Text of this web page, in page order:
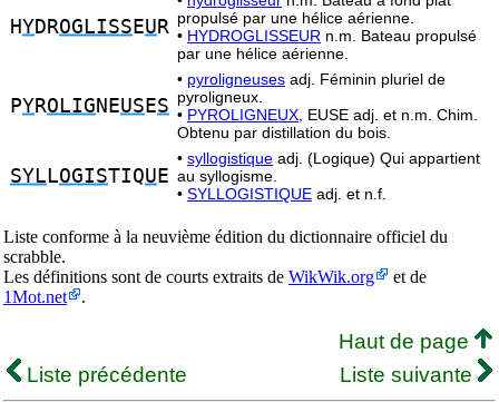
HYDROGLISS EU R propulsé par une hélice aérienne.
• HYDROGLISSEUR n.m. Bateau propulsé
par une hélice aérienne.
PYROLIG NEUS ES
• pyroligneuses adj. Féminin pluriel de
pyroligneux.
• PYROLIGNEUX, EUSE adj. et n.m. Chim.
Obtenu par distillation du bois.
SYL LOGISTIQU E
• syllogistique adj. (Logique) Qui appartient
au syllogisme.
• SYLLOGISTIQUE adj. et n.f.
Liste conforme à la neuvième édition du dictionnaire officiel du
scrabble.
Les définitions sont de courts extraits de WikWik.org
et de
1Mot.net
.
Haut de page
Liste précédente
Liste suivante